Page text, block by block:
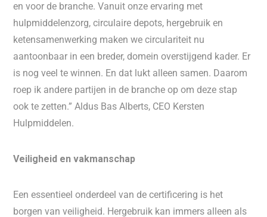
en voor de branche. Vanuit onze ervaring met
hulpmiddelenzorg, circulaire depots, hergebruik en
ketensamenwerking maken we circulariteit nu
aantoonbaar in een breder, domein overstijgend kader. Er
is nog veel te winnen. En dat lukt alleen samen. Daarom
roep ik andere partijen in de branche op om deze stap
ook te zetten.” Aldus Bas Alberts, CEO Kersten
Hulpmiddelen.
Veiligheid en vakmanschap
Een essentieel onderdeel van de certificering is het
borgen van veiligheid. Hergebruik kan immers alleen als